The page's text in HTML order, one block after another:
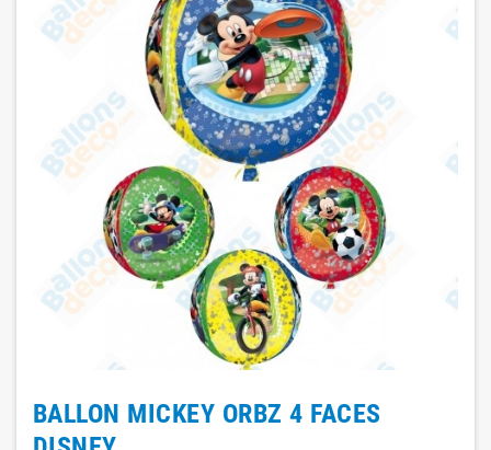
BALLON MICKEY ORBZ 4 FACES